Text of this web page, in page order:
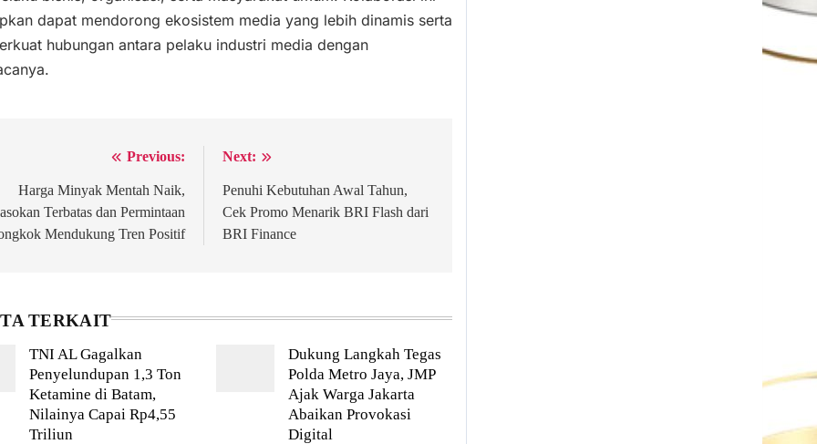
dapat mendorong ekosistem media yang lebih dinamis serta
hubungan antara pelaku industri media dengan
Previous:
Harga Minyak Mentah Naik,
Terbatas dan Permintaan
Mendukung Tren Positif
Next:
Penuhi Kebutuhan Awal Tahun,
Cek Promo Menarik BRI Flash dari
BRI Finance
TERKAIT
TNI AL Gagalkan
Penyelundupan 1,3 Ton
Ketamine di Batam,
Nilainya Capai Rp4,55
Triliun
Dukung Langkah Tegas
Polda Metro Jaya, JMP
Ajak Warga Jakarta
Abaikan Provokasi
Digital